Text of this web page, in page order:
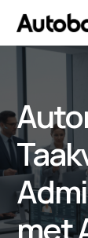
met